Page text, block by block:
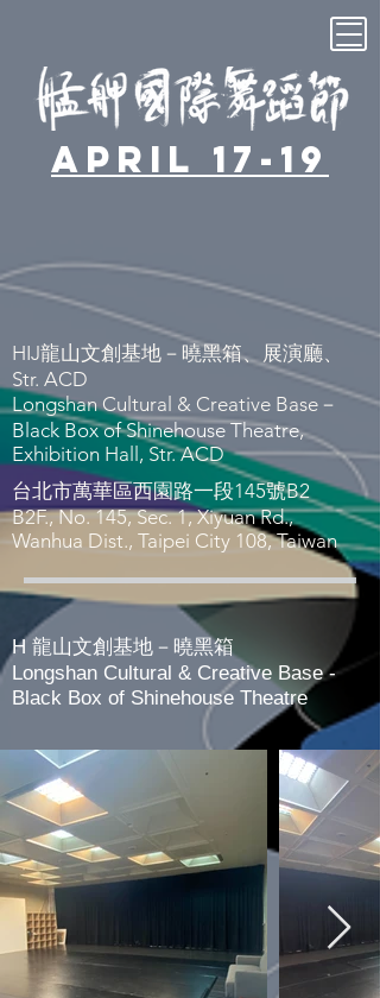
April 17-19
HIJ龍山文創基地－曉黑箱、展演廳、
Str. ACD
Longshan Cultural & Creative Base－
Black Box of Shinehouse Theatre,
Exhibition Hall, Str. ACD
台北市萬華區西園路一段145號B2
B2F., No. 145, Sec. 1, Xiyuan Rd.,
Wanhua Dist., Taipei City 108, Taiwan
H 龍山文創基地－曉黑箱
Longshan Cultural & Creative Base -
Black Box of Shinehouse Theatre